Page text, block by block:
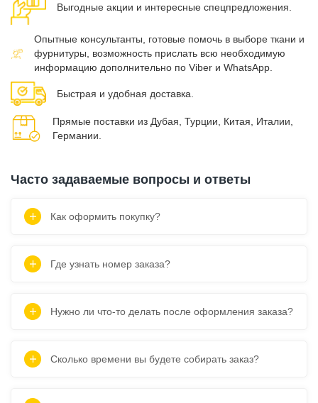
Выгодные акции и интересные спецпредложения.
Опытные консультанты, готовые помочь в выборе ткани и
фурнитуры, возможность прислать всю необходимую
информацию дополнительно по Viber и WhatsApp.
Быстрая и удобная доставка.
Прямые поставки из Дубая, Турции, Китая, Италии,
Германии.
Часто задаваемые вопросы и ответы
Как оформить покупку?
Где узнать номер заказа?
Нужно ли что-то делать после оформления заказа?
Сколько времени вы будете собирать заказ?